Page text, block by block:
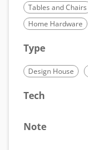
Tables and Chairs
Home Hardware
Type
Design House
Tech
Note